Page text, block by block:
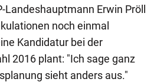
Landeshauptmann Erwin Pröll
noch einmal
Kandidatur bei der
2016 plant: "Ich sage ganz
sieht anders aus."